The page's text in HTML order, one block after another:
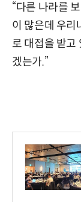
“다른 나라를
이 많은데 우리
로 대접을 받고
겠는가.”